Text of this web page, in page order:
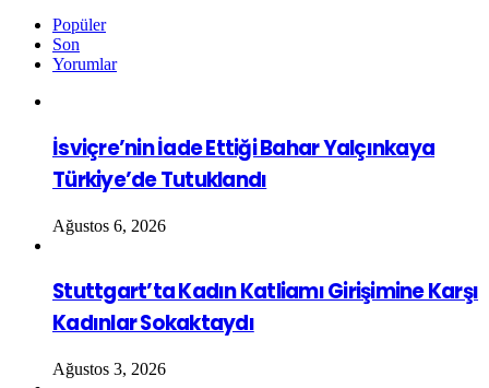
Popüler
Son
Yorumlar
İsviçre’nin İade Ettiği Bahar Yalçınkaya
Türkiye’de Tutuklandı
Ağustos 6, 2026
Stuttgart’ta Kadın Katliamı Girişimine Karşı
Kadınlar Sokaktaydı
Ağustos 3, 2026